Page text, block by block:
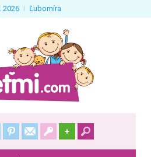
2026 Ľubomíra
+